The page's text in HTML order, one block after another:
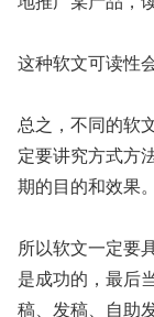
这种软文可读性
总之，不同的软
定要讲究方式方
期的目的和效果。
所以软文一定要
是成功的，最后
稿、发稿、自助